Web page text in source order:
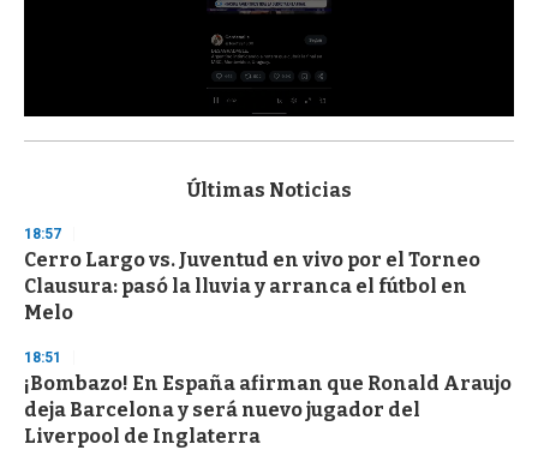
s
d
s
o
f
3
s
e
c
o
n
Últimas Noticias
18:57
Cerro Largo vs. Juventud en vivo por el Torneo
Clausura: pasó la lluvia y arranca el fútbol en
Melo
18:51
¡Bombazo! En España afirman que Ronald Araujo
deja Barcelona y será nuevo jugador del
Liverpool de Inglaterra